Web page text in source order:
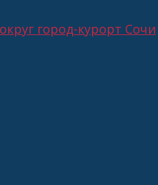
город-курорт Сочи